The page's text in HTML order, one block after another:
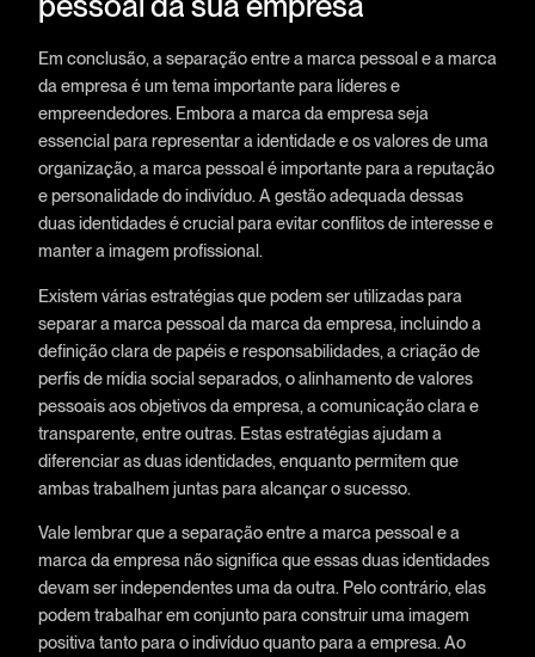
Em conclusão, a separação entre a marca pessoal e a marca
da empresa é um tema importante para líderes e
empreendedores. Embora a marca da empresa seja
essencial para representar a identidade e os valores de uma
organização, a marca pessoal é importante para a reputação
e personalidade do indivíduo. A gestão adequada dessas
duas identidades é crucial para evitar conflitos de interesse e
manter a imagem profissional.
Existem várias estratégias que podem ser utilizadas para
separar a marca pessoal da marca da empresa, incluindo a
definição clara de papéis e responsabilidades, a criação de
perfis de mídia social separados, o alinhamento de valores
pessoais aos objetivos da empresa, a comunicação clara e
transparente, entre outras. Estas estratégias ajudam a
diferenciar as duas identidades, enquanto permitem que
ambas trabalhem juntas para alcançar o sucesso.
Vale lembrar que a separação entre a marca pessoal e a
marca da empresa não significa que essas duas identidades
devam ser independentes uma da outra. Pelo contrário, elas
podem trabalhar em conjunto para construir uma imagem
positiva tanto para o indivíduo quanto para a empresa. Ao